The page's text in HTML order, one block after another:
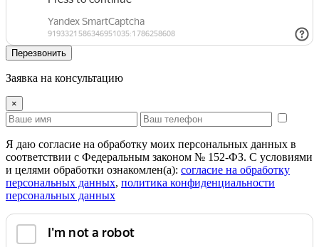
Перезвонить
Заявка на консультацию
×
Я даю согласие на обработку моих персональных данных в
соответствии с Федеральным законом № 152-ФЗ. С условиями
и целями обработки ознакомлен(а): cогласие на обработку
персональных данных, политика конфиденциальности
персональных данных